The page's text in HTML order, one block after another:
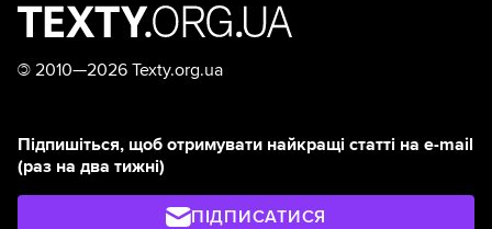
© 2010—2026 Texty.org.ua
Підпишіться, щоб отримувати найкращі статті на e-mail
(раз на два тижні)
ПІДПИСАТИСЯ